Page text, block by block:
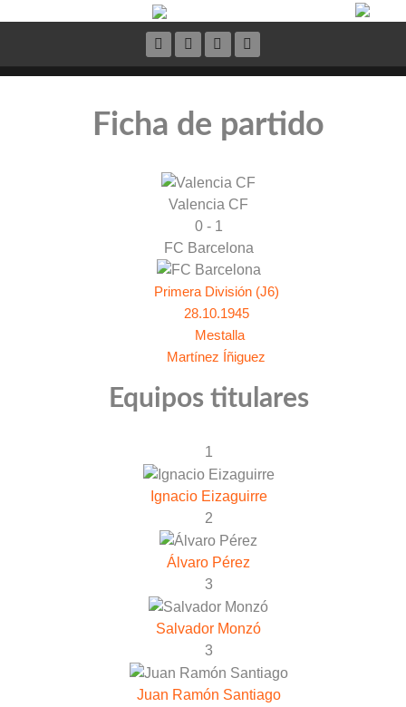
Ficha de partido
Valencia CF
0 - 1
FC Barcelona
Primera División (J6)
28.10.1945
Mestalla
Martínez Íñiguez
Equipos titulares
1
Ignacio Eizaguirre
2
Álvaro Pérez
3
Salvador Monzó
3
Juan Ramón Santiago